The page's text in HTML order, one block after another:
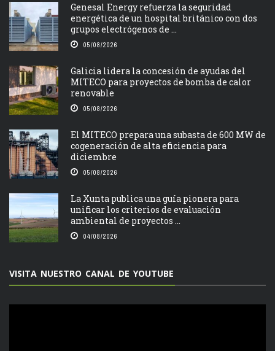
Genesal Energy refuerza la seguridad
energética de un hospital británico con dos
grupos electrógenos de ...
05/08/2026
Galicia lidera la concesión de ayudas del
MITECO para proyectos de bomba de calor
renovable
05/08/2026
El MITECO prepara una subasta de 600 MW de
cogeneración de alta eficiencia para
diciembre
05/08/2026
La Xunta publica una guía pionera para
unificar los criterios de evaluación
ambiental de proyectos ...
04/08/2026
VISITA NUESTRO CANAL DE YOUTUBE